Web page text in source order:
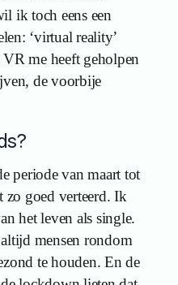
ik toch eens een
‘virtual reality’
me heeft geholpen
de voorbije
periode van maart tot
zo goed verteerd. Ik
het leven als single.
mensen rondom
te houden. En de